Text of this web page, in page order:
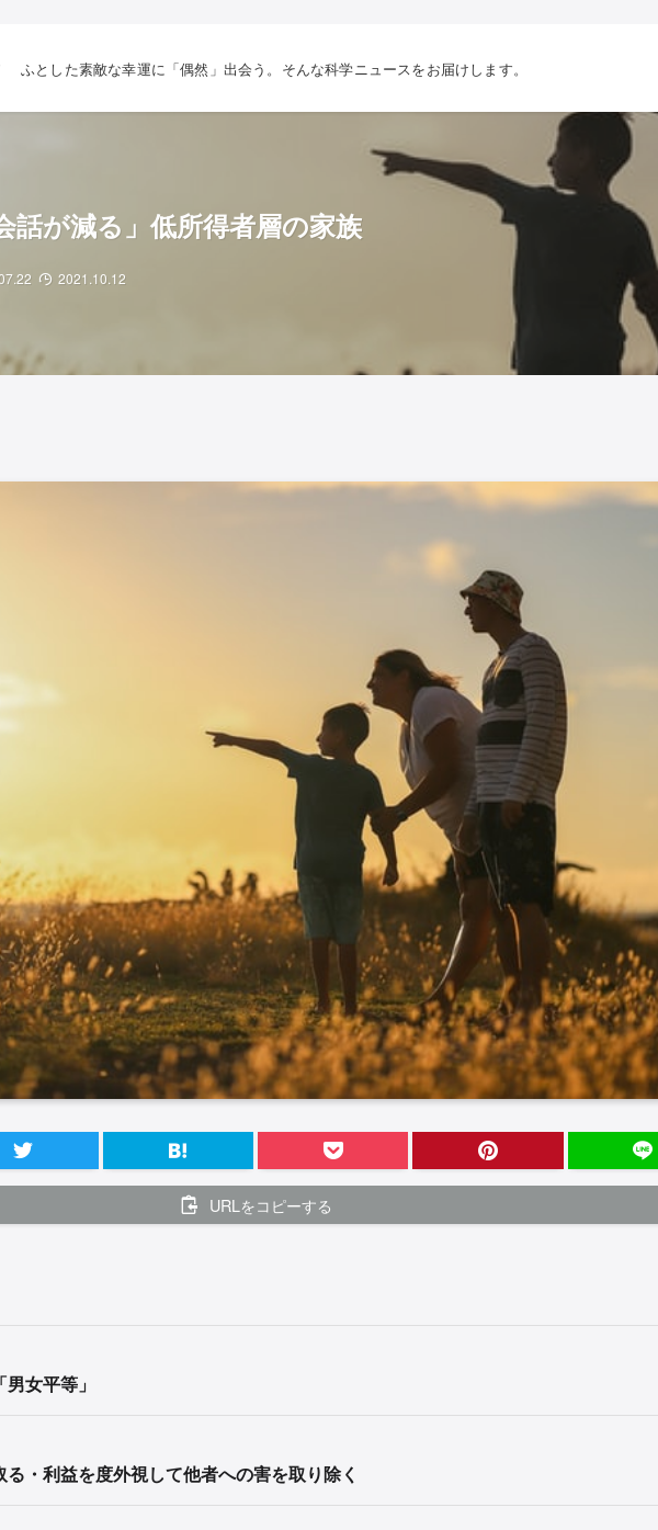
ふとした素敵な幸運に「偶然」出会う。そんな科学ニュースをお届けします。
話が減る」低所得者層の家族
2021.10.12
URLをコピーする
女平等」
・利益を度外視して他者への害を取り除く